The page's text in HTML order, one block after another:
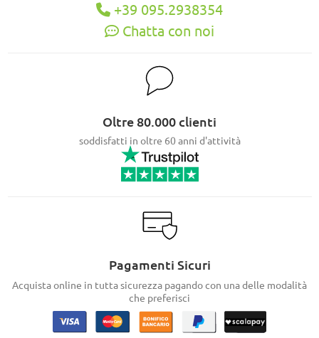
+39 095.2938354
Chatta con noi
Oltre 80.000 clienti
soddisfatti in oltre 60 anni d'attività
Pagamenti Sicuri
Acquista online in tutta sicurezza pagando con una delle modalità
che preferisci